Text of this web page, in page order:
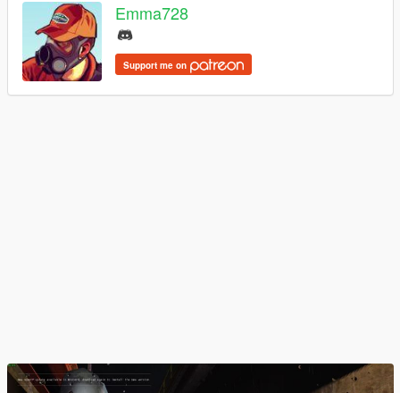
Emma728
Support me on